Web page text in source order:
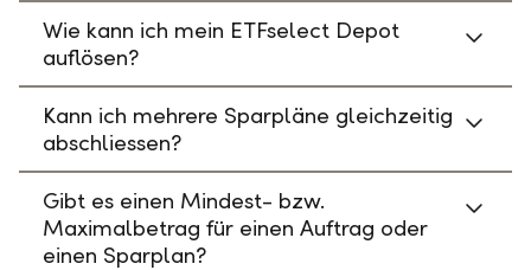
Wie kann ich mein ETFselect Depot
auflösen?
Kann ich mehrere Sparpläne gleichzeitig
abschliessen?
Gibt es einen Mindest- bzw.
Maximalbetrag für einen Auftrag oder
einen Sparplan?